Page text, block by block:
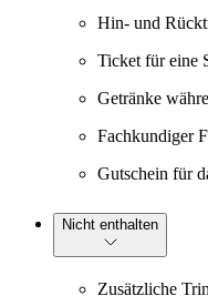
Hin- und
Ticket für eine
Getränke
Fachkundiger
Gutschein für
Nicht enthalten
Zusätzliche